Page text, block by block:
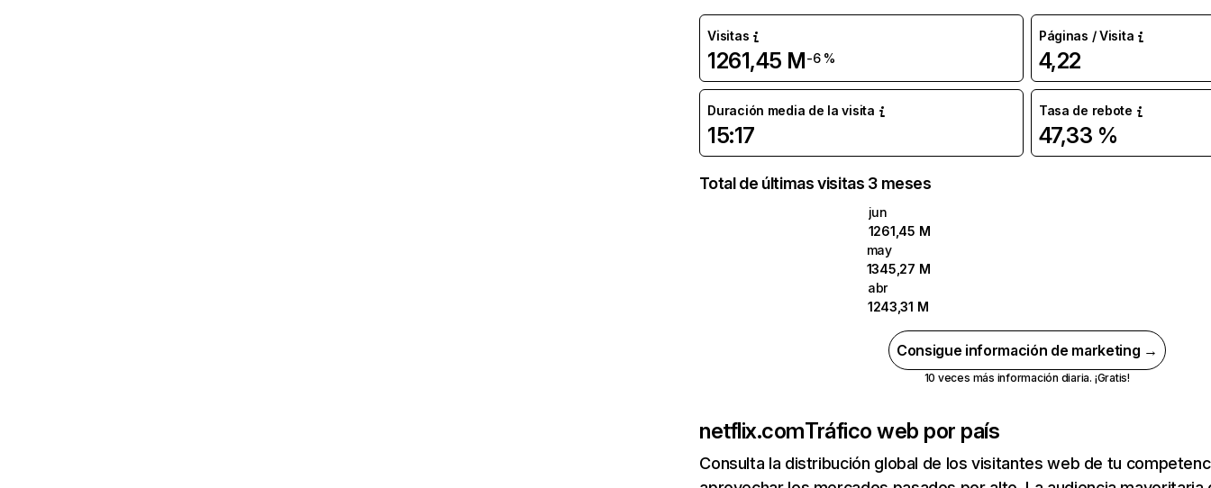
Visitas
1261,45 M-6 %
Páginas / Visita
4,22
Duración media de la visita
15:17
Tasa de rebote
47,33 %
Total de últimas visitas 3 meses
jun
1261,45 M
may
1345,27 M
abr
1243,31 M
Consigue información de marketing →
10 veces más información diaria. ¡Gratis!
netflix.comTráfico web por país
Consulta la distribución global de los visitantes web de tu